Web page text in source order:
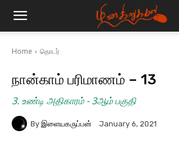
Home தொடர்
நான்காம் பரிமாணம் – 13
3. உண்டி அதிகாரம் - 3ஆம் பகுதி
By இளையகருப்பன் January 6, 2021